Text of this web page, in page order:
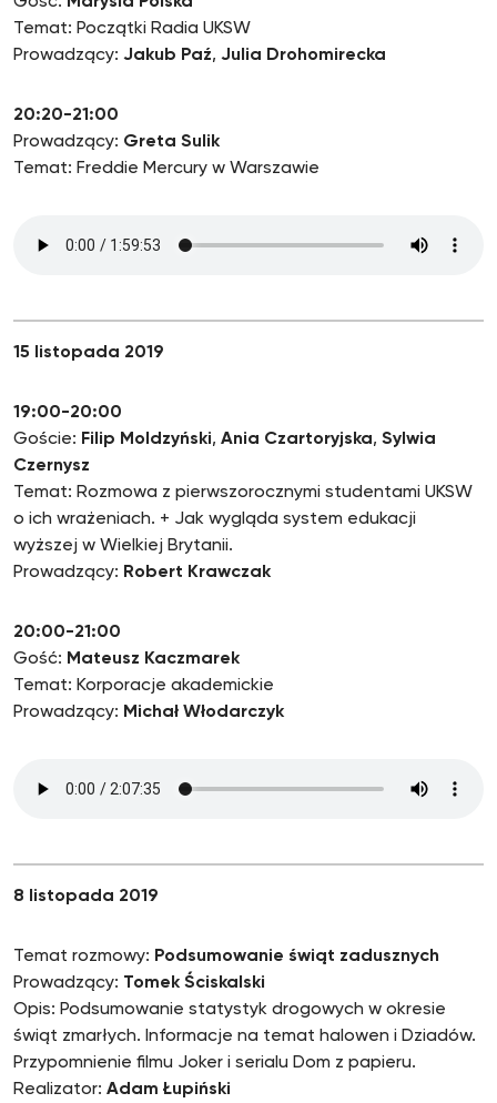
Temat: Początki Radia UKSW
Prowadzący: Jakub Paź, Julia Drohomirecka
20:20-21:00
Prowadzący: Greta Sulik
Temat: Freddie Mercury w Warszawie
15 listopada 2019
19:00-20:00
Goście: Filip Moldzyński, Ania Czartoryjska, Sylwia
Czernysz
Temat: Rozmowa z pierwszorocznymi studentami UKSW
o ich wrażeniach. + Jak wygląda system edukacji
wyższej w Wielkiej Brytanii.
Prowadzący: Robert Krawczak
20:00-21:00
Gość: Mateusz Kaczmarek
Temat: Korporacje akademickie
Prowadzący: Michał Włodarczyk
8 listopada 2019
Temat rozmowy: Podsumowanie świąt zadusznych
Prowadzący: Tomek Ściskalski
Opis: Podsumowanie statystyk drogowych w okresie
świąt zmarłych. Informacje na temat halowen i Dziadów.
Przypomnienie filmu Joker i serialu Dom z papieru.
Realizator: Adam Łupiński